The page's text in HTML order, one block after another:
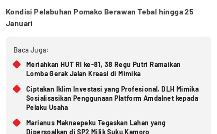
Kondisi Pelabuhan Pomako Berawan Tebal hingga 25
Januari
Baca Juga:
Meriahkan HUT RI ke-81, 38 Regu Putri Ramaikan
Lomba Gerak Jalan Kreasi di Mimika
Ciptakan Iklim Investasi yang Profesional, DLH Mimika
Sosialisasikan Penggunaan Platform Amdalnet kepada
Pelaku Usaha
Marianus Maknaepeku Tegaskan Lahan yang
Dipersoalkan di SP2 Milik Suku Kamoro